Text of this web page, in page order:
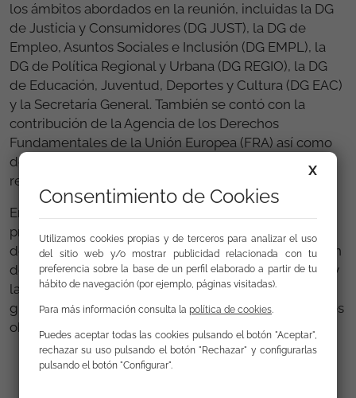
los ámbitos abordados en la reunión, incluidas la DG
de Justicia y Consumidores (DG JUST), la DG de
Empleo, Asuntos Sociales e Inclusión (DG EMPL), la
DG de Política Regional y Urbana (DG REGIO), la DG
de Educación, Juventud, Deportes y Cultura (DG EAC)
y la Secretaría General. También se contó con la
contribución de la Agencia de los Derechos
Fundamentales de la Unión Europea (FRA) así como
de otros expertos en los temas abordados en la
reunión.
En consonancia con el objetivo de EURoma de
promover un uso mayor y más eficaz de los Fondos
de la Política de Cohesión Europea para la promoción
de la inclusión social, la igualdad de oportunidades y
la lucha contra la discriminación de la población
gitana, la agenda incluía sesiones que perseguían dos
objetivos principales:
Revisar los últimos desarrollos a nivel político y
X
Consentimiento de Cookies
Utilizamos cookies propias y de terceros para analizar el uso
del sitio web y/o mostrar publicidad relacionada con tu
preferencia sobre la base de un perfil elaborado a partir de tu
hábito de navegación (por ejemplo, páginas visitadas).
Para más información consulta la política de cookies
Puedes aceptar todas las cookies pulsando el botón "Aceptar",
rechazar su uso pulsando el botón "Rechazar" y configurarlas
pulsando el botón "Configurar".